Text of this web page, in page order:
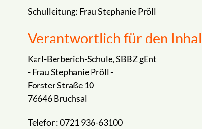
Schulleitung: Frau Stephanie Pröll
Verantwortlich für den
Karl-Berberich-Schule, SBBZ gEnt
- Frau Stephanie Pröll -
Forster Straße 10
76646 Bruchsal
Telefon: 0721 936-63100